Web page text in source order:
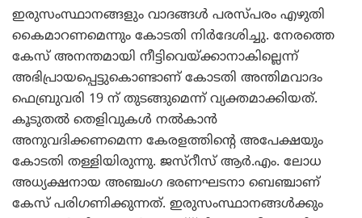
ഇരുസംസ്ഥാനങ്ങളും വാദങ്ങള്‍ പരസ്പരം എഴുതി
കൈമാറണമെന്നും കോടതി നിര്‍ദേശിച്ചു. നേരത്തെ
കേസ് അനന്തമായി നീട്ടിവെയ്ക്കാനാകില്ലെന്ന്
അഭിപ്രായപ്പെട്ടുകൊണ്ടാണ് കോടതി അന്തിമവാദം
ഫെബ്രുവരി 19 ന് തുടങ്ങുമെന്ന് വ്യക്തമാക്കിയത്.
കൂടുതല്‍ തെളിവുകള്‍ നല്‍കാന്‍
അനുവദിക്കണമെന്ന കേരളത്തിന്റെ അപേക്ഷയും
കോടതി തള്ളിയിരുന്നു. ജസ്റീസ് ആര്‍.എം. ലോധ
അധ്യക്ഷനായ അഞ്ചംഗ ഭരണഘടനാ ബെഞ്ചാണ്
കേസ് പരിഗണിക്കുന്നത്. ഇരുസംസ്ഥാനങ്ങള്‍ക്കും